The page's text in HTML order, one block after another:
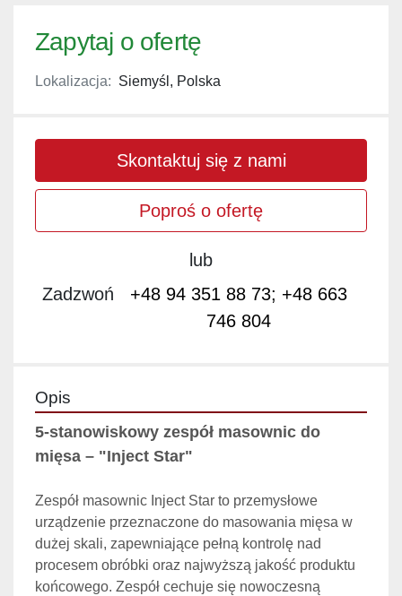
Zapytaj o ofertę
Lokalizacja: Siemyśl, Polska
Skontaktuj się z nami
Poproś o ofertę
lub
Zadzwoń
+48 94 351 88 73; +48 663
746 804
Opis
5-stanowiskowy zespół masownic do
mięsa – "Inject Star"
Zespół masownic Inject Star to przemysłowe
urządzenie przeznaczone do masowania mięsa w
dużej skali, zapewniające pełną kontrolę nad
procesem obróbki oraz najwyższą jakość produktu
końcowego. Zespół cechuje się nowoczesną